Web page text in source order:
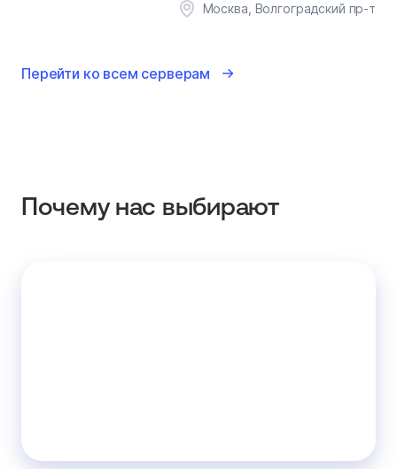
Москва, Волгоградский пр-т
Перейти ко всем серверам
Почему нас выбирают